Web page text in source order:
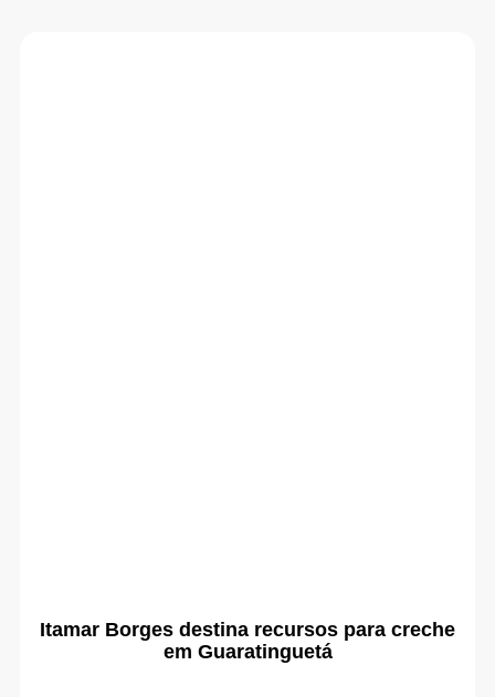
Itamar Borges destina recursos para creche
em Guaratinguetá